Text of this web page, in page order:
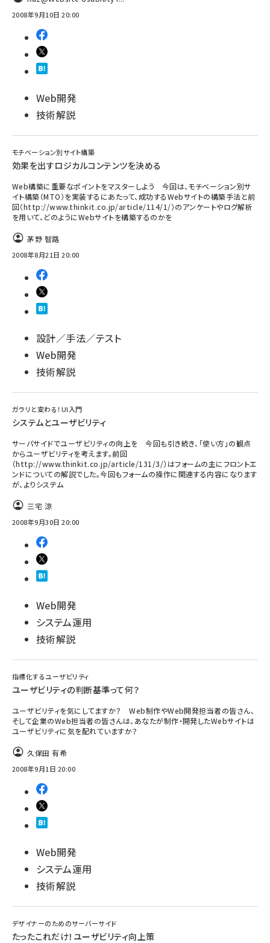
2008年9月10日 20:00
Web開発
技術解説
モチベーション別サイト構築
効果を出すロジカルコンテンツを決める
Web構築に重要なポイントをマスターしよう 今回は、モチベーション別サ
イト構築（MTO）を実装するにあたって、成功するWebサイトの構築手法と前
回（http://www.thinkit.co.jp/article/114/1/）のアンケートやログ解析
を用いて、どのようにWebサイトを構築するのかを
茅野 智路
2008年8月21日 20:00
設計／手法／テスト
Web開発
技術解説
ガラリと変わる！UI入門
システムとユーザビリティ
サーバサイドでユーザビリティの向上を 今回も引き続き、「使い方」の観点
からユーザビリティを考えます。前回
（http://www.thinkit.co.jp/article/131/3/）はフォームの主にフロントエ
ンドについての解説でした。今回もフォームの操作に関連する内容になります
が、よりシステム
三宅 涼
2008年9月30日 20:00
Web開発
システム運用
技術解説
指標化するユーザビリティ
ユーザビリティの判断基準って何？
ユーザビリティを気にしてますか？ Web制作やWeb開発担当者の皆さん、
そして企業のWeb担当者の皆さんは、あなたが制作・開発したWebサイトは
ユーザビリティに気を配れていますか？
久保田 有希
2008年9月1日 20:00
Web開発
システム運用
技術解説
デザイナーのためのサーバーサイド
たったこれだけ！ユーザビリティ向上策